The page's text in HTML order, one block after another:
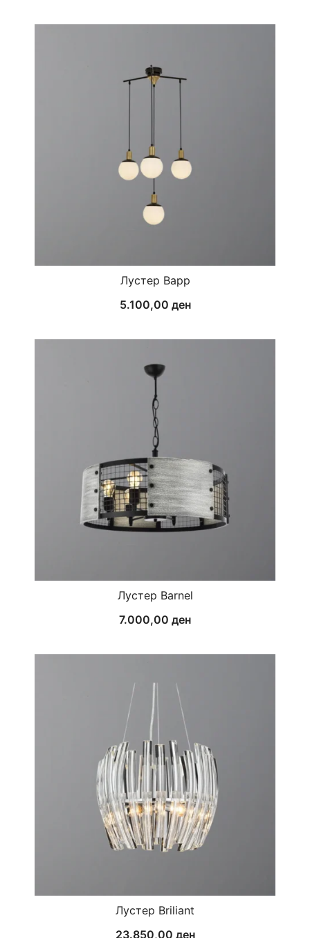
Лустер Bapp
5.100,00 ден
Лустер Barnel
7.000,00 ден
Лустер Briliant
23.850,00 ден